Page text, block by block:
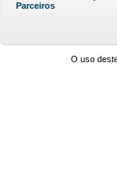
Parceiros
O uso